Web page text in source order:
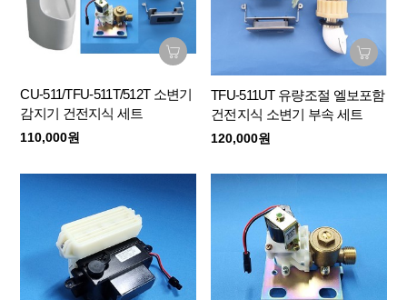
CU-511/TFU-511T/512T 소변기
감지기 건전지식 세트
110,000원
TFU-511UT 유량조절 엘보포함
건전지식 소변기 부속 세트
120,000원